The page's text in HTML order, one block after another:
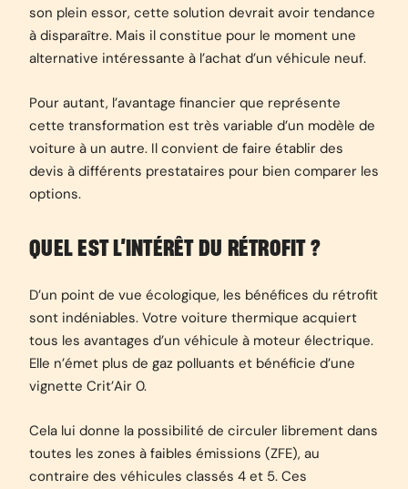
son plein essor, cette solution devrait avoir tendance
à disparaître. Mais il constitue pour le moment une
alternative intéressante à l’achat d’un véhicule neuf.
Pour autant, l’avantage financier que représente
cette transformation est très variable d’un modèle de
voiture à un autre. Il convient de faire établir des
devis à différents prestataires pour bien comparer les
options.
QUEL EST L’INTÉRÊT DU RÉTROFIT ?
D’un point de vue écologique, les bénéfices du rétrofit
sont indéniables. Votre voiture thermique acquiert
tous les avantages d’un véhicule à moteur électrique.
Elle n’émet plus de gaz polluants et bénéficie d’une
vignette Crit’Air 0.
Cela lui donne la possibilité de circuler librement dans
toutes les zones à faibles émissions (ZFE), au
contraire des véhicules classés 4 et 5. Ces